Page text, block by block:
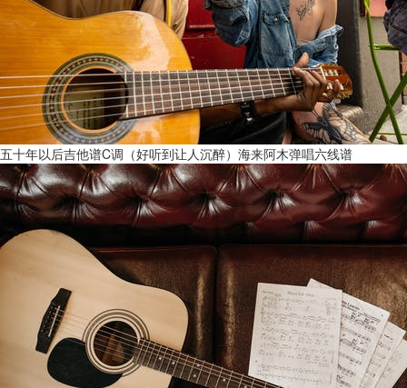
五十年以后吉他谱C调（好听到让人沉醉）海来阿木弹唱六线谱